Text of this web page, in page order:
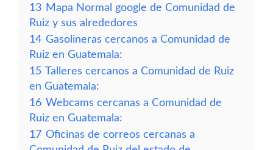
13 Mapa Normal google de Comunidad de
Ruiz y sus alrededores
14 Gasolineras cercanos a Comunidad de
Ruiz en Guatemala:
15 Talleres cercanos a Comunidad de Ruiz
en Guatemala:
16 Webcams cercanas a Comunidad de
Ruiz en Guatemala:
17 Oficinas de correos cercanas a